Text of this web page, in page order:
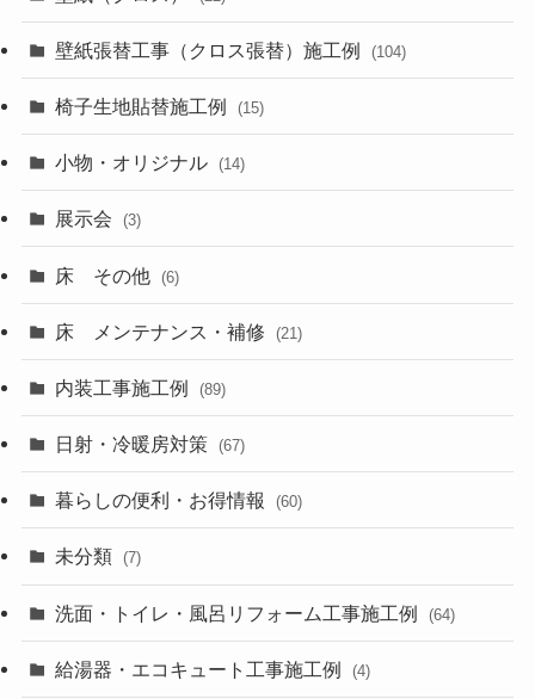
壁紙張替工事（クロス張替）施工例 (104)
椅子生地貼替施工例 (15)
小物・オリジナル (14)
展示会 (3)
床 その他 (6)
床 メンテナンス・補修 (21)
内装工事施工例 (89)
日射・冷暖房対策 (67)
暮らしの便利・お得情報 (60)
未分類 (7)
洗面・トイレ・風呂リフォーム工事施工例 (64)
給湯器・エコキュート工事施工例 (4)